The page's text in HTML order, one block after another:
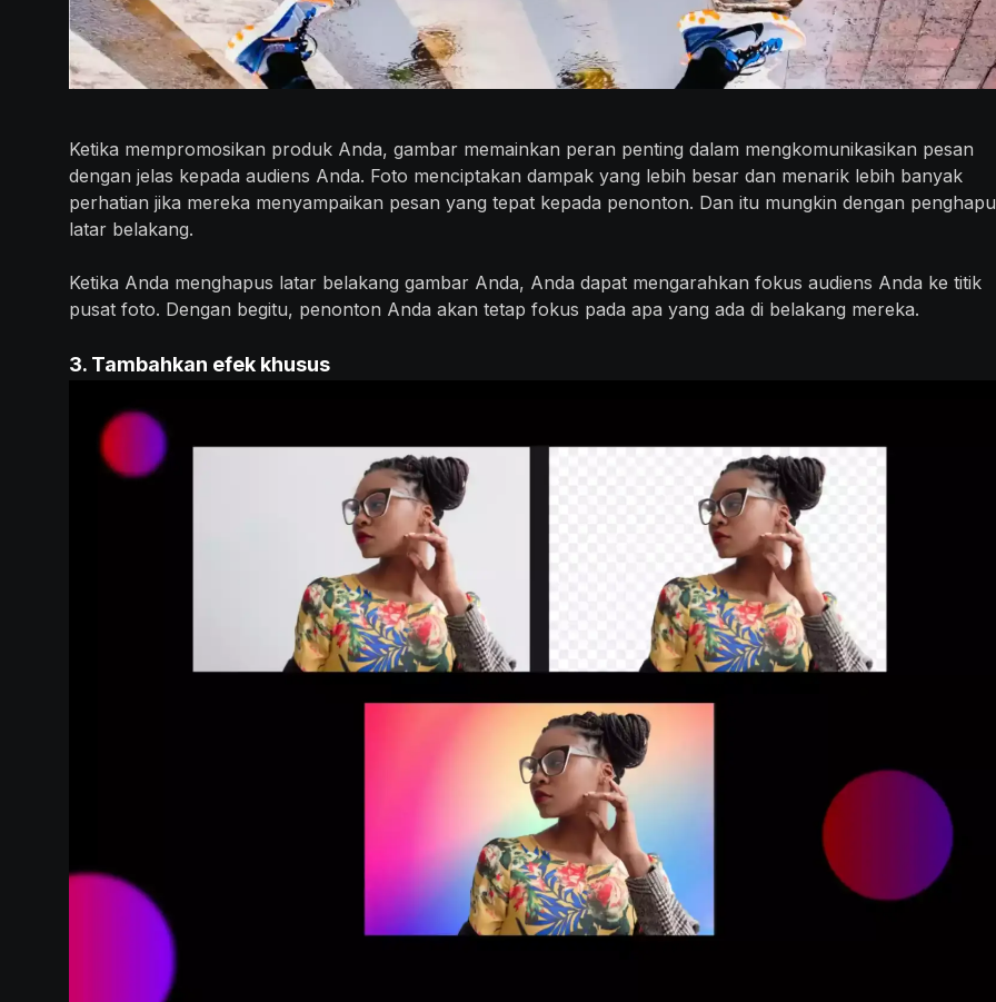
Ketika mempromosikan produk Anda, gambar memainkan peran penting dalam mengkomunikasikan pesan
dengan jelas kepada audiens Anda. Foto menciptakan dampak yang lebih besar dan menarik lebih banyak
perhatian jika mereka menyampaikan pesan yang tepat kepada penonton. Dan itu mungkin dengan
latar belakang.
Ketika Anda menghapus latar belakang gambar Anda, Anda dapat mengarahkan fokus audiens Anda ke titik
pusat foto. Dengan begitu, penonton Anda akan tetap fokus pada apa yang ada di belakang mereka.
3. Tambahkan efek khusus